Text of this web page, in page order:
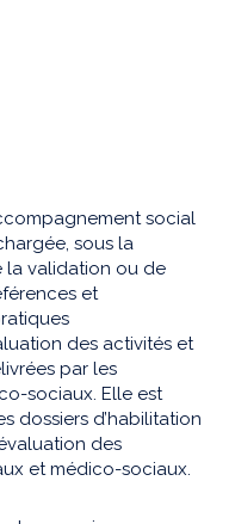
social
sous la
la validation ou de
et
des activités et
par les
sociaux. Elle est
dossiers d’habilitation
des
et médico-sociaux.